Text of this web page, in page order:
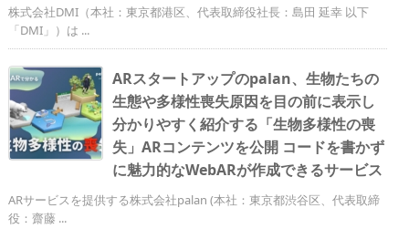
株式会社DMI（本社：東京都港区、代表取締役社長：島田 延幸 以下
「DMI」）は ...
ARスタートアップのpalan、生物たちの
生態や多様性喪失原因を目の前に表示し
分かりやすく紹介する「生物多様性の喪
失」ARコンテンツを公開 コードを書かず
に魅力的なWebARが作成できるサービス
ARサービスを提供する株式会社palan (本社：東京都渋谷区、代表取締
役：齋藤 ...